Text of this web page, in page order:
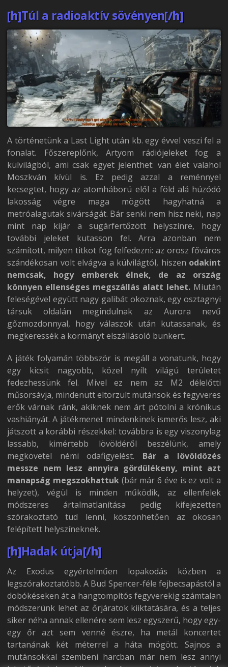
[h]Túl a radioaktív sövényen[/h]
A történetünk a Last Light után kb. egy évvel veszi fel a
fonalat. Főszereplőnk, Artyom rádiójeleket fog a
külvilágból, ami csak egyet jelenthet: van élet valahol
Moszkván kívül is. Ez pedig azzal a reménnyel
kecsegtet, hogy az atomháború elől a föld alá húzódó
lakosság végre maga mögött hagyhatná a
metróalagutak sivárságát. Bár senki nem hisz neki, nap
mint nap kijár a sugárfertőzött helyszínre, hogy
további jeleket kutasson fel. Arra azonban nem
számított, milyen titkot fog felfedezni: az orosz főváros
szándékosan volt elvágva a külvilágtól, hiszen odakint
nemcsak, hogy emberek élnek, de az ország
könnyen ellenséges megszállás alatt lehet. Miután
feleségével együtt nagy galibát okoznak, egy osztagnyi
társuk oldalán megindulnak az Aurora nevű
gőzmozdonnyal, hogy válaszok után kutassanak, és
megkeressék a kormányt elszállásoló bunkert.
A játék folyamán többször is megáll a vonatunk, hogy
egy kicsit nagyobb, közel nyílt világú területet
fedezhessünk fel. Mivel ez nem az M2 délelőtti
műsorsávja, mindenütt eltorzult mutánsok és fegyveres
erők várnak ránk, akiknek nem árt pótolni a krónikus
vashiányát. A játékmenet mindenkinek ismerős lesz, aki
játszott a korábbi részekkel: továbbra is egy viszonylag
lassabb, kimértebb lövöldéről beszélünk, amely
megkövetel némi odafigyelést. Bár a lövöldözés
messze nem lesz annyira gördülékeny, mint azt
manapság megszokhattuk(bár már 6 éve is ez volt a
helyzet), végül is minden működik, az ellenfelek
módszeres ártalmatlanítása pedig kifejezetten
szórakoztató tud lenni, köszönhetően az okosan
felépített helyszíneknek.
[h]Hadak útja[/h]
Az Exodus egyértelműen lopakodás közben a
legszórakoztatóbb. A Bud Spencer-féle fejbecsapástól a
dobókéseken át a hangtompítós fegyverekig számtalan
módszerünk lehet az őrjáratok kiiktatására, és a teljes
siker néha annak ellenére sem lesz egyszerű, hogy egy-
egy őr azt sem venné észre, ha metál koncertet
tartanának két méterrel a háta mögött. Sajnos a
mutánsokkal szembeni harcban már nem lesz annyi